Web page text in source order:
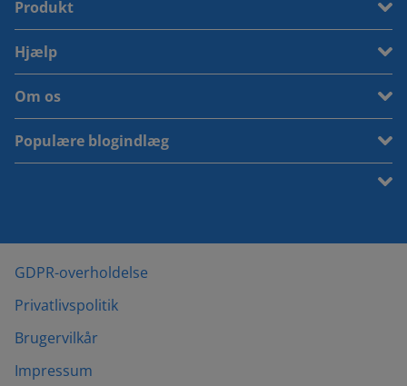
Produkt
Hjælp
Om os
Populære blogindlæg
GDPR-overholdelse
Privatlivspolitik
Brugervilkår
Impressum